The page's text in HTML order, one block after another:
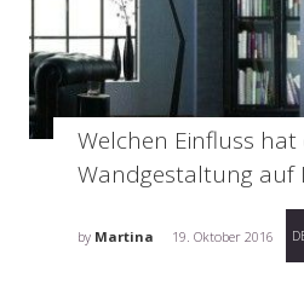
Welchen Einfluss hat
Wandgestaltung auf
by Martina 19. Oktober 2016